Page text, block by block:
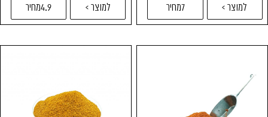
למוצר > 7מחיר למוצר > 4.9מחיר